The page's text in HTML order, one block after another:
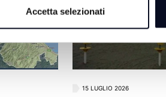
Accetta selezionati
15 LUGLIO 2026